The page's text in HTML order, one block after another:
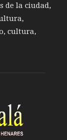
de la ciudad,
cultura,